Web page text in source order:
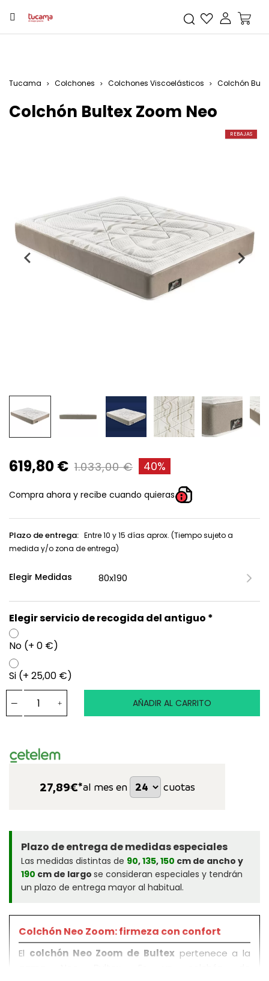
Tucama Colchones Colchones Viscoelásticos Colchón
Colchón Bultex Zoom Neo
REBAJAS
619,80 € 1.033,00 € 40%
Compra ahora y recibe cuando quieras
Plazo de entrega: Entre 10 y 15 días aprox. (Tiempo sujeto a
medida y/o zona de entrega)
Elegir Medidas
Elegir servicio de recogida del antiguo *
No (+ 0 €)
Si (+ 25,00 €)
AÑADIR AL CARRITO
27,89€*al mes en cuotas
Plazo de entrega de medidas especiales
Las medidas distintas de 90,135,150 cm de ancho y
190 cm de largo se consideran especiales y tendrán
un plazo de entrega mayor al habitual.
Colchón Neo Zoom: firmeza con confort
El colchón Neo Zoom de Bultexpertenece a la